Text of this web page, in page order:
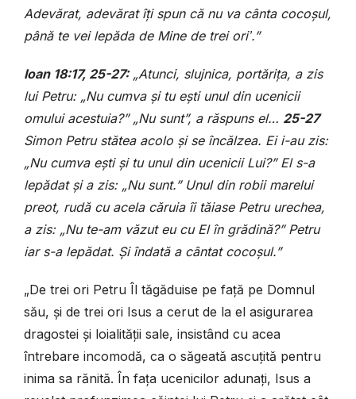
Adevărat, adevărat îți spun că nu va cânta cocoșul,
până te vei lepăda de Mine de trei ori ̓.”
Ioan 18:17, 25-27:„Atunci, slujnica, portărița, a zis
lui Petru: „Nu cumva și tu ești unul din ucenicii
omului acestuia?” „Nu sunt”, a răspuns el… 25-27
Simon Petru stătea acolo și se încălzea. Ei i-au zis:
„Nu cumva ești și tu unul din ucenicii Lui?” El s-a
lepădat și a zis: „Nu sunt.” Unul din robii marelui
preot, rudă cu acela căruia îi tăiase Petru urechea,
a zis: „Nu te-am văzut eu cu El în grădină?” Petru
iar s-a lepădat. Și îndată a cântat cocoșul.”
„De trei ori Petru Îl tăgăduise pe față pe Domnul
său, și de trei ori Isus a cerut de la el asigurarea
dragostei și loialității sale, insistând cu acea
întrebare incomodă, ca o săgeată ascuțită pentru
inima sa rănită. În fața ucenicilor adunați, Isus a